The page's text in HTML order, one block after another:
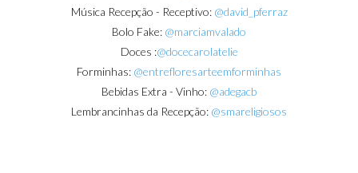
Música Recepção - Receptivo: @david_pferraz
Bolo Fake: @marciamvalado
Doces :@docecarolatelie
Forminhas: @entrefloresarteemforminhas
Bebidas Extra - Vinho: @adegacb
Lembrancinhas da Recepção: @smareligiosos